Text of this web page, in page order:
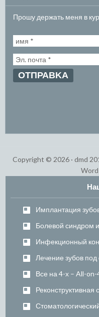
Прошу держать меня в
Copyright © 2026 · dmd
Имплантация
Болевой синдром
Инфекционный
Лечение зубов
Все на 4-х – All-on-
Реконструктивная